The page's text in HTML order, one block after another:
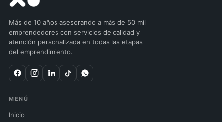
Más de 10 años asesorando a más de 50 mil
emprendedores con servicios de calidad y
atención personalizada en todas las etapas
del emprendimiento.
MENÚ
Inicio